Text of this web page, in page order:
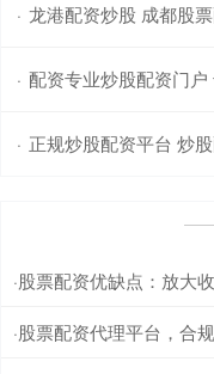
· 龙港配资炒股 成都股
· 配资专业炒股配资门户
· 正规炒股配资平台 炒股
·股票配资优缺点：放大
·股票配资代理平台，合